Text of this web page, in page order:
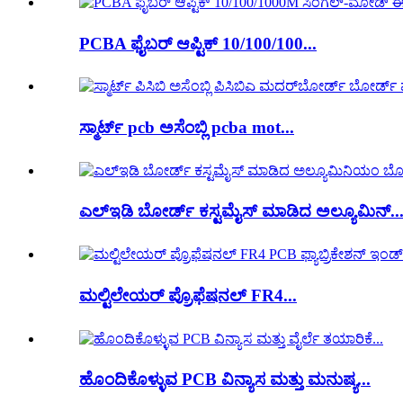
PCBA ಫೈಬರ್ ಆಪ್ಟಿಕ್ 10/100/100...
ಸ್ಮಾರ್ಟ್ pcb ಅಸೆಂಬ್ಲಿ pcba mot...
ಎಲ್ಇಡಿ ಬೋರ್ಡ್ ಕಸ್ಟಮೈಸ್ ಮಾಡಿದ ಅಲ್ಯೂಮಿನ್...
ಮಲ್ಟಿಲೇಯರ್ ಪ್ರೊಫೆಷನಲ್ FR4...
ಹೊಂದಿಕೊಳ್ಳುವ PCB ವಿನ್ಯಾಸ ಮತ್ತು ಮನುಷ್ಯ...